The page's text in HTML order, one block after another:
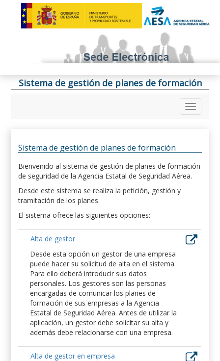
Sistema de gestión de planes de formación
Sistema de gestión de planes de formación
Bienvenido al sistema de gestión de planes de formación
de seguridad de la Agencia Estatal de Seguridad Aérea.
Desde este sistema se realiza la petición, gestión y
tramitación de los planes.
El sistema ofrece las siguientes opciones:
Alta de gestor
Desde esta opción un gestor de una empresa
puede hacer su solicitud de alta en el sistema.
Para ello deberá introducir sus datos
personales. Los gestores son las personas
encargadas de comunicar los planes de
formación de sus empresas a la Agencia
Estatal de Seguridad Aérea. Antes de utilizar la
aplicación, un gestor debe solicitar su alta y
además debe relacionarse con una empresa.
Alta de gestor en empresa